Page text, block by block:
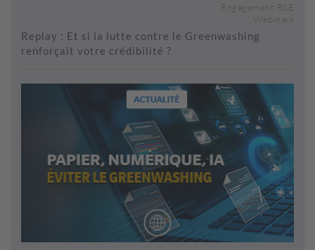
Engagement RSE
Webinars
Replay : Et si la lutte contre le Greenwashing
renforçait votre crédibilité ?